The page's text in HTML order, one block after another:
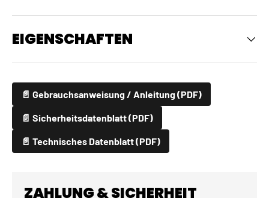
EIGENSCHAFTEN
📄 Gebrauchsanweisung / Anleitung (PDF)
📄 Sicherheitsdatenblatt (PDF)
📄 Technisches Datenblatt (PDF)
ZAHLUNG & SICHERHEIT